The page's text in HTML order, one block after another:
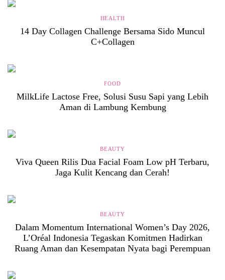
HEALTH
14 Day Collagen Challenge Bersama Sido Muncul
C+Collagen
FOOD
MilkLife Lactose Free, Solusi Susu Sapi yang Lebih
Aman di Lambung Kembung
BEAUTY
Viva Queen Rilis Dua Facial Foam Low pH Terbaru,
Jaga Kulit Kencang dan Cerah!
BEAUTY
Dalam Momentum International Women’s Day 2026,
L’Oréal Indonesia Tegaskan Komitmen Hadirkan
Ruang Aman dan Kesempatan Nyata bagi Perempuan